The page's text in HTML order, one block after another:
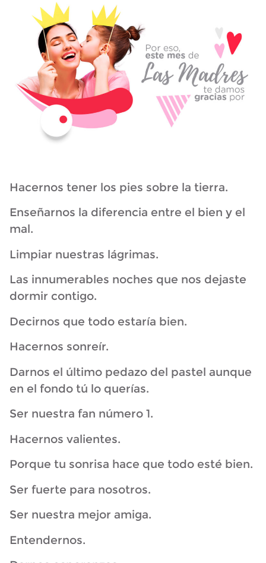
Hacernos tener los pies sobre la tierra.
Enseñarnos la diferencia entre el bien y el
mal.
Limpiar nuestras lágrimas.
Las innumerables noches que nos dejaste
dormir contigo.
Decirnos que todo estaría bien.
Hacernos sonreír.
Darnos el último pedazo del pastel aunque
en el fondo tú lo querías.
Ser nuestra fan número 1.
Hacernos valientes.
Porque tu sonrisa hace que todo esté bien.
Ser fuerte para nosotros.
Ser nuestra mejor amiga.
Entendernos.